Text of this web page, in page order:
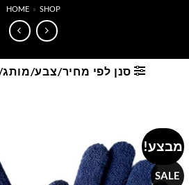
HOME » SHOP
סנן לפי מחיר/צבע/
מבצע!
SALE